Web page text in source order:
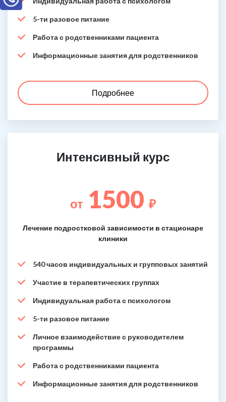
5-ти разовое питание
Работа с родственниками пациента
Информационные занятия для родственников
Подробнее
Интенсивный курс
от 1500 ₽
Лечение подростковой зависимости в стационаре
клиники
540 часов индивидуальных и групповых занятий
Участие в терапевтических группах
Индивидуальная работа с психологом
5-ти разовое питание
Личное взаимодействие с руководителем
программы
Работа с родственниками пациента
Информационные занятия для родственников